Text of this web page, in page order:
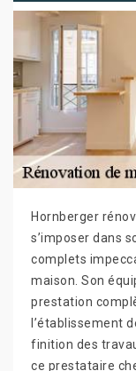
Hornberger
s’imposer dans
complets
maison. Son
prestation
l’établissement
finition des
ce prestataire